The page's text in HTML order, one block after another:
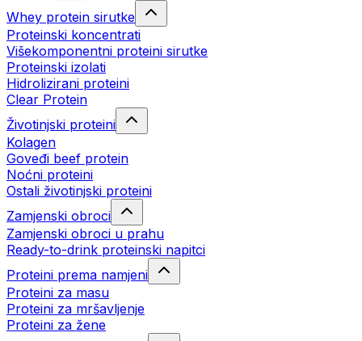
Whey protein sirutke
Proteinski koncentrati
Višekomponentni proteini sirutke
Proteinski izolati
Hidrolizirani proteini
Clear Protein
Životinjski proteini
Kolagen
Goveđi beef protein
Noćni proteini
Ostali životinjski proteini
Zamjenski obroci
Zamjenski obroci u prahu
Ready-to-drink proteinski napitci
Proteini prema namjeni
Proteini za masu
Proteini za mršavljenje
Proteini za žene